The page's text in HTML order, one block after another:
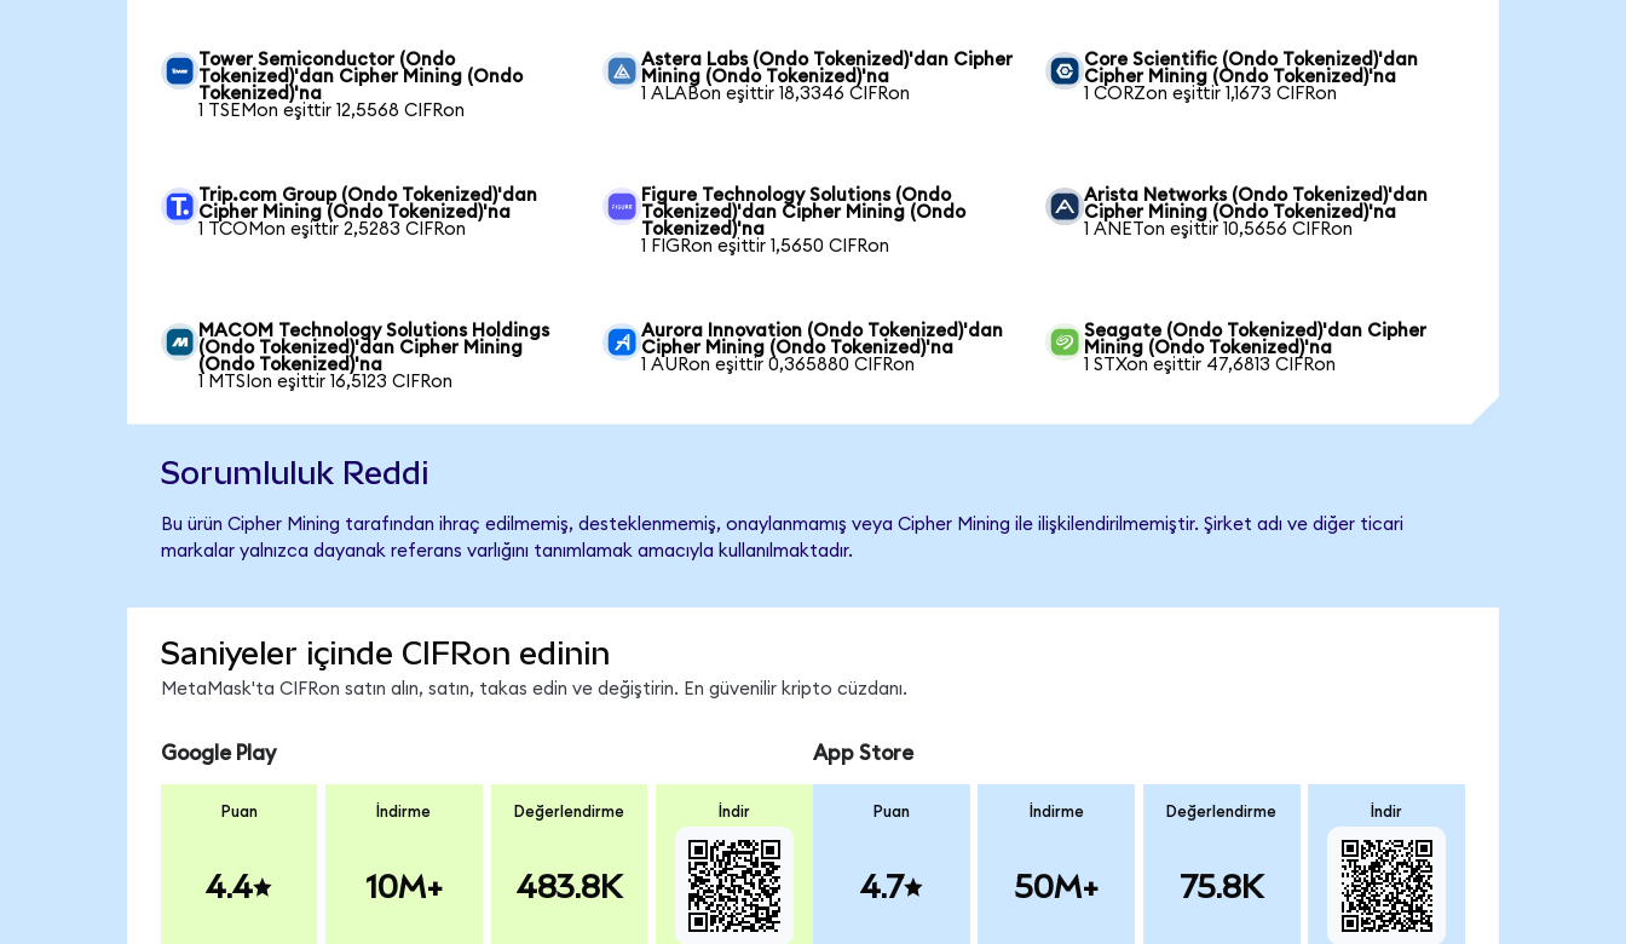
Tower Semiconductor (Ondo
Tokenized)'dan Cipher Mining (Ondo
Tokenized)'na
1 TSEMon eşittir 12,5568 CIFRon
Astera Labs (Ondo Tokenized)'dan Cipher
Mining (Ondo Tokenized)'na
1 ALABon eşittir 18,3346 CIFRon
Core Scientific (Ondo Tokenized)'dan
Cipher Mining (Ondo Tokenized)'na
1 CORZon eşittir 1,1673 CIFRon
Trip.com Group (Ondo Tokenized)'dan
Cipher Mining (Ondo Tokenized)'na
1 TCOMon eşittir 2,5283 CIFRon
Figure Technology Solutions (Ondo
Tokenized)'dan Cipher Mining (Ondo
Tokenized)'na
1 FIGRon eşittir 1,5650 CIFRon
Arista Networks (Ondo Tokenized)'dan
Cipher Mining (Ondo Tokenized)'na
1 ANETon eşittir 10,5656 CIFRon
MACOM Technology Solutions Holdings
(Ondo Tokenized)'dan Cipher Mining
(Ondo Tokenized)'na
1 MTSIon eşittir 16,5123 CIFRon
Aurora Innovation (Ondo Tokenized)'dan
Cipher Mining (Ondo Tokenized)'na
1 AURon eşittir 0,365880 CIFRon
Seagate (Ondo Tokenized)'dan Cipher
Mining (Ondo Tokenized)'na
1 STXon eşittir 47,6813 CIFRon
Sorumluluk Reddi
Bu ürün Cipher Mining tarafından ihraç edilmemiş, desteklenmemiş, onaylanmamış veya Cipher Mining ile ilişkilendirilmemiştir. Şirket adı ve diğer ticari
markalar yalnızca dayanak referans varlığını tanımlamak amacıyla kullanılmaktadır.
Saniyeler içinde CIFRon edinin
MetaMask'ta CIFRon satın alın, satın, takas edin ve değiştirin. En güvenilir kripto cüzdanı.
Google Play
Puan
4.4
İndirme
10M+
Değerlendirme
483.8K
İndir
App Store
Puan
4.7
İndirme
50M+
Değerlendirme
75.8K
İndir